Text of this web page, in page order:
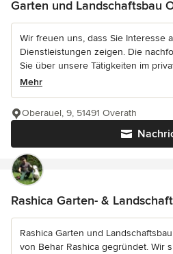
Garten und Landschaftsbau
Wir freuen uns, dass Sie Interesse
Dienstleistungen zeigen. Die
Sie über unsere Tätigkeiten im
Mehr
Oberauel, 9, 51491 Overath
Rashica Garten- &
Rashica Garten und
von Behar Rashica gegründet. Wir